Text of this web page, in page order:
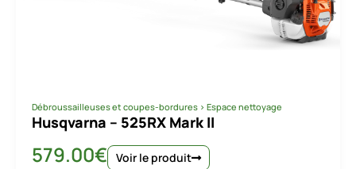
Débroussailleuses et coupes-bordures > Espace nettoyage
Husqvarna – 525RX Mark II
579.00€ Voir le produit